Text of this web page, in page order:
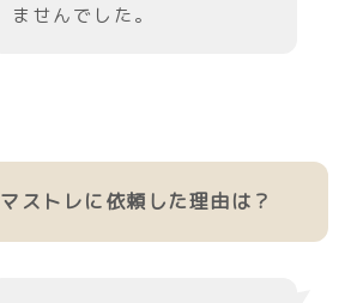
ませんでした。
マストレに依頼した理由は？